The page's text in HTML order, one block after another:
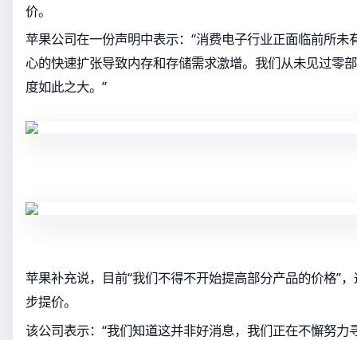
价。
苹果公司在一份声明中表示：“消费电子行业正面临前所未
心的快速扩张导致内存和存储需求激增。我们从未见过零
度如此之大。”
苹果补充说，目前“我们不得不开始提高部分产品的价格”
步提价。
该公司表示：“我们知道这并非好消息，我们正在不懈努力